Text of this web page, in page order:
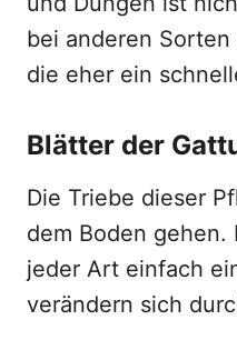
bei anderen
die eher ein
Blätter der
Die Triebe dieser
dem Boden gehen.
jeder Art einfach
verändern sich